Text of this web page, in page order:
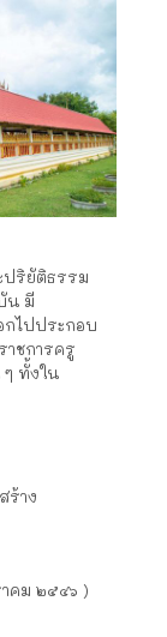
ปริยัติธรรม
น มี
กไปประกอบ
าชการครู
ๆ ทั้งใน
ร้าง
คม ๒๕๔๖ )